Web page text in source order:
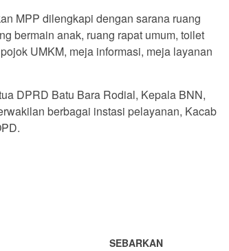
MPP dilengkapi dengan sarana ruang
bermain anak, ruang rapat umum, toilet
UMKM, meja informasi, meja layanan
DPRD Batu Bara Rodial, Kepala BNN,
berbagai instasi pelayanan, Kacab
SEBARKAN